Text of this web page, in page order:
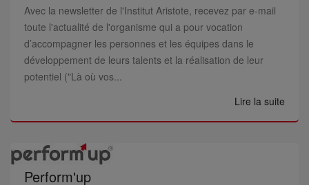
Avec la newsletter de l'Institut Aristote, recevez par e-mail
toute l'actualité de l'organisme qui a pour vocation
d’accompagner les personnes et les équipes dans le
développement de leurs talents et la réalisation de leur
potentiel ("Là où vos...
Lire la suite
Perform'up